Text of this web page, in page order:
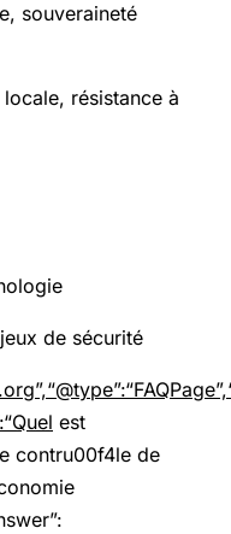
souveraineté
résistance à
de sécurité
est
contru00f4le de